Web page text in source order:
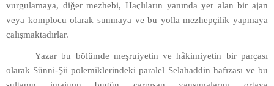
vurgulamaya, diğer mezhebi, Haçlıların yanında yer alan bir ajan
veya komplocu olarak sunmaya ve bu yolla mezhepçilik yapmaya
çalışmaktadırlar.
Yazar bu bölümde meşruiyetin ve hâkimiyetin bir parçası
olarak Sünni-Şii polemiklerindeki paralel Selahaddin hafızası ve bu